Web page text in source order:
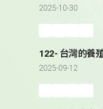
2025-10-30
122- 台灣的養
2025-09-12